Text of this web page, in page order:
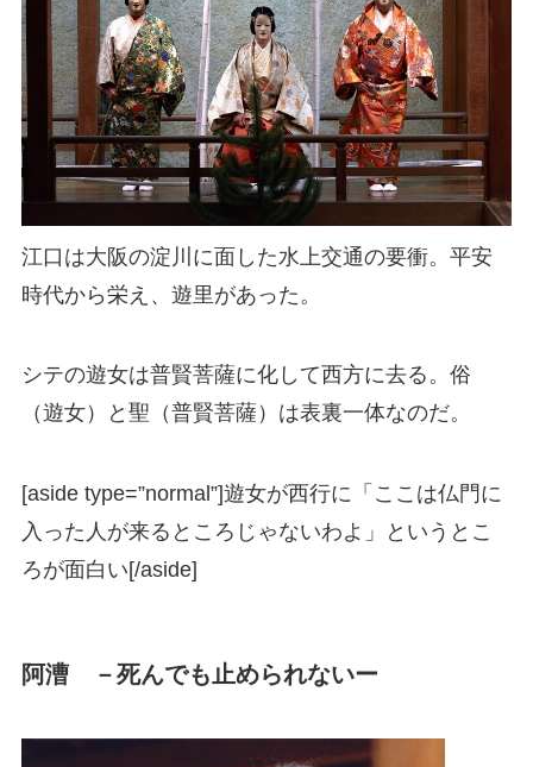
江口は大阪の淀川に面した水上交通の要衝。平安
時代から栄え、遊里があった。
シテの遊女は普賢菩薩に化して西方に去る。俗
（遊女）と聖（普賢菩薩）は表裏一体なのだ。
[aside type=”normal”]遊女が西行に「ここは仏門に
入った人が来るところじゃないわよ」というとこ
ろが面白い[/aside]
阿漕 －死んでも止められないー